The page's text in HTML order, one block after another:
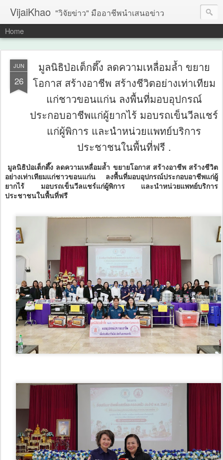
VijaiKhao "วิจัยข่าว" มืออาชีพนำเสนอข่าว
Home
JUN
26
มูลนิธิป่อเต็กตึ๊ง ลดความเหลื่อมล้ำ ขยาย
โอกาส สร้างอาชีพ สร้างชีวิตอย่างเท่าเทียม
แก่ชาวขอนแก่น ลงพื้นที่มอบอุปกรณ์
ประกอบอาชีพแก่ผู้ยากไร้ มอบรถเข็นวีลแชร์
แก่ผู้พิการ และนำหน่วยแพทย์บริการ
ประชาชนในพื้นที่ฟรี .
มูลนิธิป่อเต็กตึ๊ง ลดความเหลื่อมล้ำ ขยายโอกาส สร้างอาชีพ สร้างชีวิต
อย่างเท่าเทียมแก่ชาวขอนแก่น ลงพื้นที่มอบอุปกรณ์ประกอบอาชีพแก่ผู้
ยากไร้ มอบรถเข็นวีลแชร์แก่ผู้พิการ และนำหน่วยแพทย์บริการ
ประชาชนในพื้นที่ฟรี